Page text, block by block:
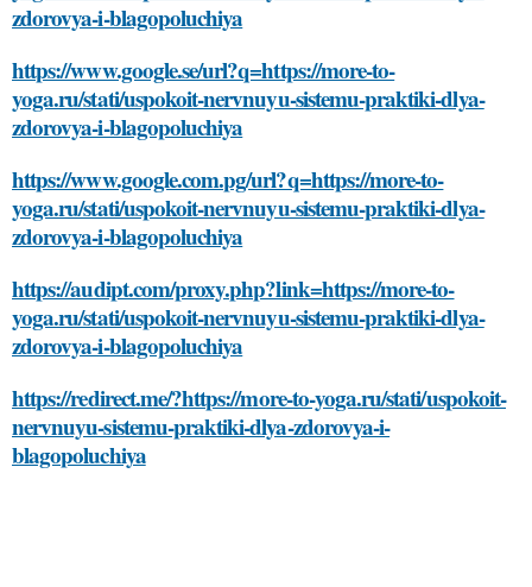
zdorovya-i-blagopoluchiya
https://www.google.se/url?q=https://more-to-
yoga.ru/stati/uspokoit-nervnuyu-sistemu-praktiki-dlya-
zdorovya-i-blagopoluchiya
https://www.google.com.pg/url?q=https://more-to-
yoga.ru/stati/uspokoit-nervnuyu-sistemu-praktiki-dlya-
zdorovya-i-blagopoluchiya
https://audipt.com/proxy.php?link=https://more-to-
yoga.ru/stati/uspokoit-nervnuyu-sistemu-praktiki-dlya-
zdorovya-i-blagopoluchiya
https://redirect.me/?https://more-to-yoga.ru/stati/uspokoit-
nervnuyu-sistemu-praktiki-dlya-zdorovya-i-
blagopoluchiya